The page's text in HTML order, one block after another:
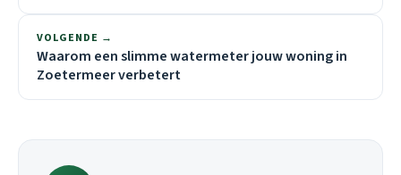
VOLGENDE →
Waarom een slimme watermeter jouw woning in
Zoetermeer verbetert